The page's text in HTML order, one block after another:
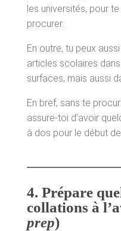
les universités, pour
procurer.
En outre, tu peux
articles scolaires
surfaces, mais aussi
En bref, sans te
assure-toi d’avoir
à dos pour le début
4. Prépare
collations à
prep)